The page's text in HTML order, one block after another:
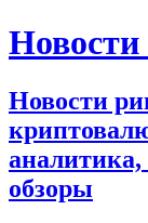
Новости
аналитика,
обзоры